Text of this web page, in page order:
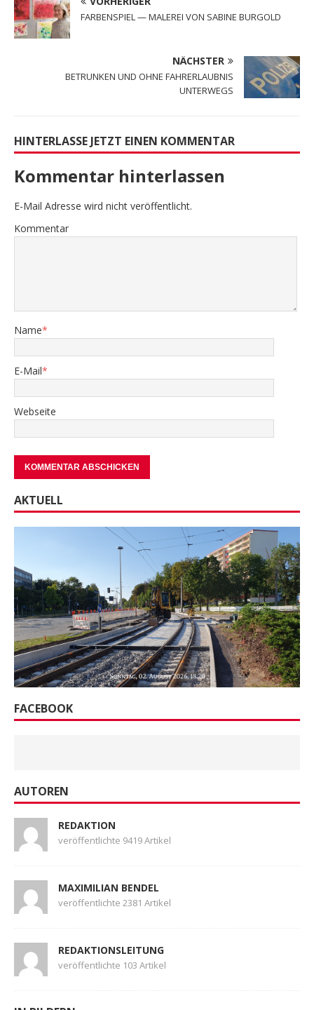
FARBENSPIEL — MALEREI VON SABINE BURGOLD
NÄCHSTER
BETRUNKEN UND OHNE FAHRERLAUBNIS
UNTERWEGS
HINTERLASSE JETZT EINEN KOMMENTAR
Kommentar hinterlassen
E-Mail Adresse wird nicht veröffentlicht.
Kommentar
Name*
E-Mail*
Webseite
AKTUELL
FACEBOOK
AUTOREN
REDAKTION
veröffentlichte 9419 Artikel
MAXIMILIAN BENDEL
veröffentlichte 2381 Artikel
REDAKTIONSLEITUNG
veröffentlichte 103 Artikel